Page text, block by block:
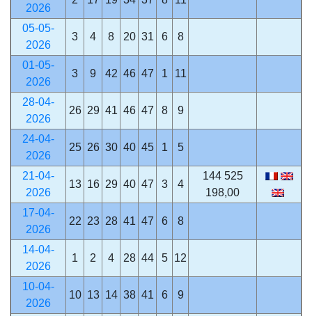
2026
05-05-
2026
3 4 8 20 31 6 8
01-05-
2026
3 9 42 46 47 1 11
28-04-
2026
26 29 41 46 47 8 9
24-04-
2026
25 26 30 40 45 1 5
21-04-
2026
13 16 29 40 47 3 4
144 525
198,00
17-04-
2026
22 23 28 41 47 6 8
14-04-
2026
1 2 4 28 44 5 12
10-04-
2026
10 13 14 38 41 6 9